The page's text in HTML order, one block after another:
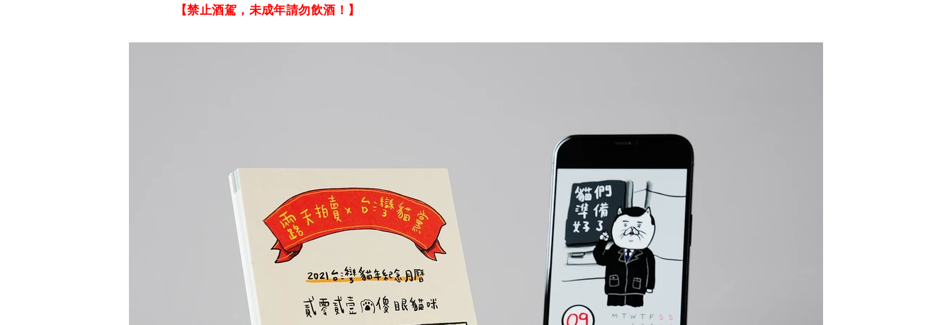
【禁止酒駕，未成年請勿飲酒！】